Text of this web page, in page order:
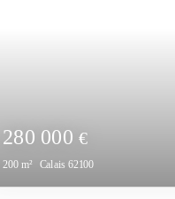
800 000€
450 m² Calais 62100